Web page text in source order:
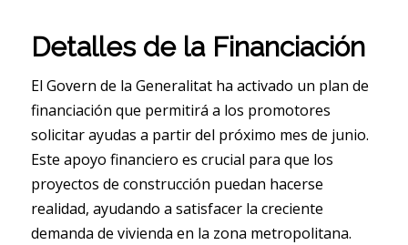
Detalles de la Financiación
El Govern de la Generalitat ha activado un plan de
financiación que permitirá a los promotores
solicitar ayudas a partir del próximo mes de junio.
Este apoyo financiero es crucial para que los
proyectos de construcción puedan hacerse
realidad, ayudando a satisfacer la creciente
demanda de vivienda en la zona metropolitana.